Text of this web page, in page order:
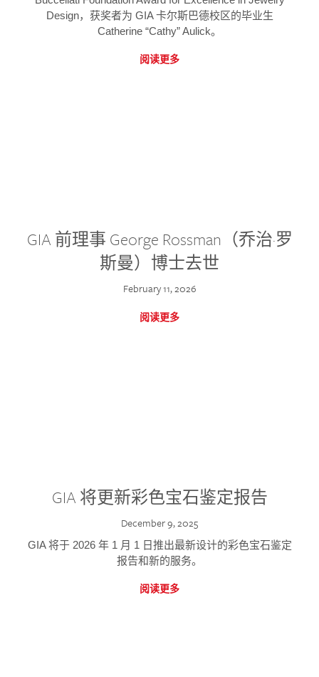
Design，获奖者为 GIA 卡尔斯巴德校区的毕业生
Catherine “Cathy” Aulick。
阅读更多
GIA 前理事 George Rossman（乔治·罗
斯曼）博士去世
February 11, 2026
阅读更多
GIA 将更新彩色宝石鉴定报告
December 9, 2025
GIA 将于 2026 年 1 月 1 日推出最新设计的彩色宝石鉴定
报告和新的服务。
阅读更多